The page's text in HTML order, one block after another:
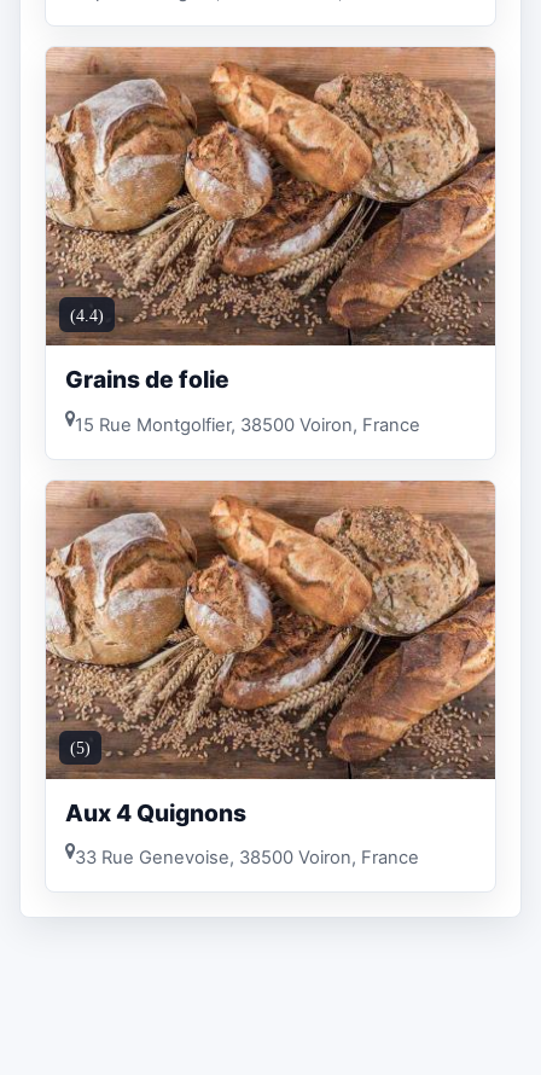
(4.4)
Grains de folie
15 Rue Montgolfier, 38500 Voiron, France
(5)
Aux 4 Quignons
33 Rue Genevoise, 38500 Voiron, France